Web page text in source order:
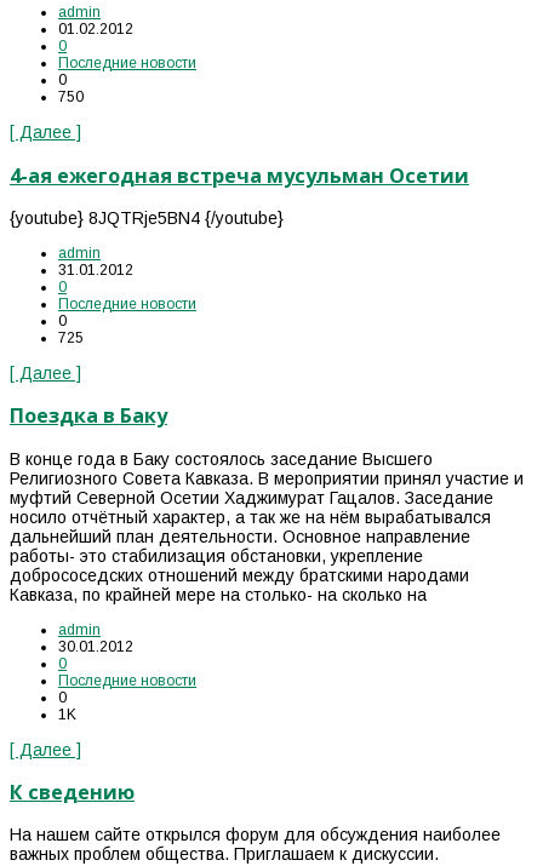
admin
01.02.2012
0
Последние новости
0
750
[ Далее ]
4-ая ежегодная встреча мусульман Осетии
{youtube} 8JQTRje5BN4 {/youtube}
admin
31.01.2012
0
Последние новости
0
725
[ Далее ]
Поездка в Баку
В конце года в Баку состоялось заседание Высшего
Религиозного Совета Кавказа. В мероприятии принял участие и
муфтий Северной Осетии Хаджимурат Гацалов. Заседание
носило отчётный характер, а так же на нём вырабатывался
дальнейший план деятельности. Основное направление
работы- это стабилизация обстановки, укрепление
добрососедских отношений между братскими народами
Кавказа, по крайней мере на столько- на сколько на
admin
30.01.2012
0
Последние новости
0
1K
[ Далее ]
К сведению
На нашем сайте открылся форум для обсуждения наиболее
важных проблем общества. Приглашаем к дискуссии.